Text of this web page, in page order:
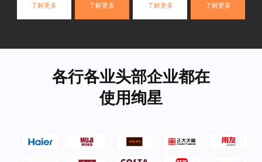
了解更多 了解更多 了解更多 了解更多
各行各业头部企业都在
使用绚星